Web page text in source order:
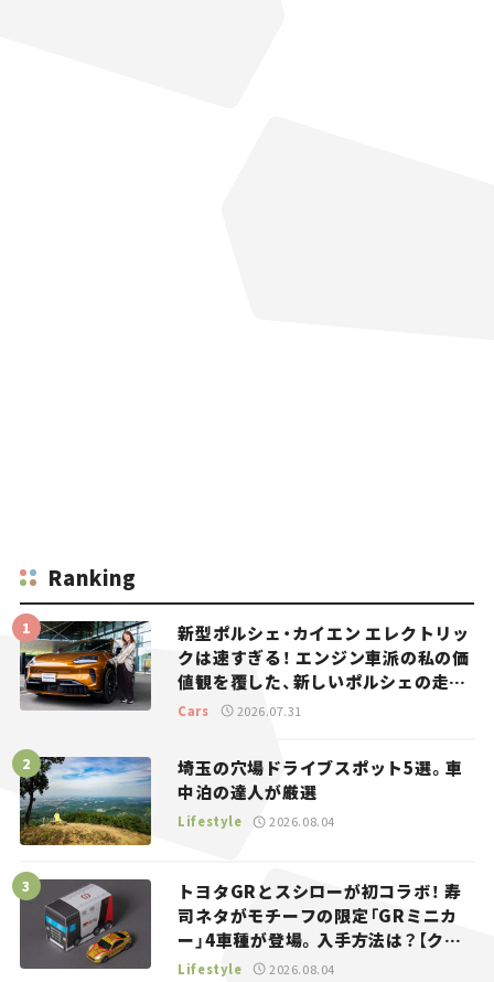
Ranking
新型ポルシェ・カイエン エレクトリッ
クは速すぎる！ エンジン車派の私の価
値観を覆した、新しいポルシェの走
り。
Cars 2026.07.31
埼玉の穴場ドライブスポット5選。車
中泊の達人が厳選
Lifestyle 2026.08.04
トヨタGRとスシローが初コラボ！ 寿
司ネタがモチーフの限定「GRミニカ
ー」4車種が登場。入手方法は？【クル
マとホビー】
Lifestyle 2026.08.04